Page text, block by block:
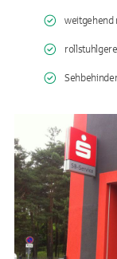
weitgehend